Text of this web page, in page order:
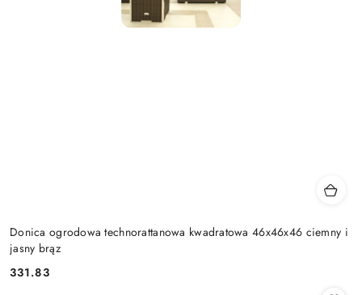
Donica ogrodowa technorattanowa kwadratowa 46x46x46 ciemny i
jasny brąz
Cena:
331.83